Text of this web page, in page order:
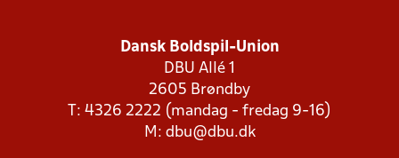
Dansk Boldspil-Union
DBU Allé 1
2605 Brøndby
T: 4326 2222 (mandag - fredag 9-16)
M: dbu@dbu.dk